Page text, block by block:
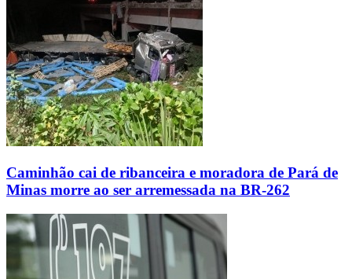
Caminhão cai de ribanceira e moradora de Pará de
Minas morre ao ser arremessada na BR-262